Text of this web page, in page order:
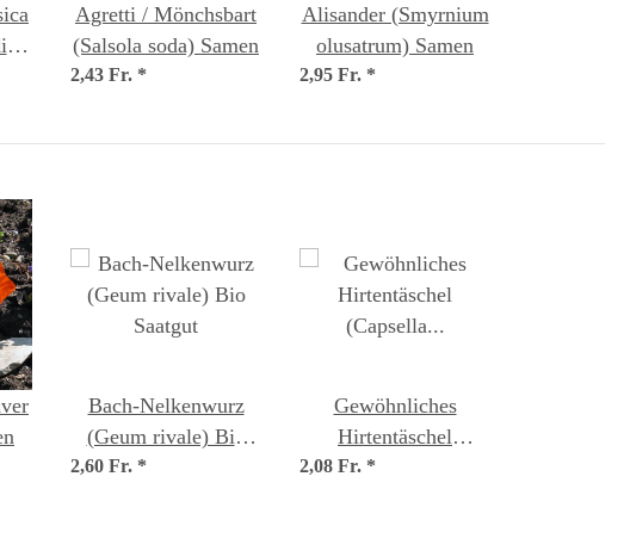
Agretti / Mönchsbart
(Salsola soda) Samen
2,43 Fr. *
Alisander (Smyrnium
olusatrum) Samen
2,95 Fr. *
Bach-Nelkenwurz
(Geum rivale) Bio
Saatgut
2,60 Fr. *
Gewöhnliches
Hirtentäschel
(Capsella bursa-
2,08 Fr. *